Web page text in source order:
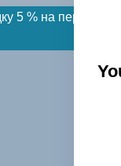
5 % на первый